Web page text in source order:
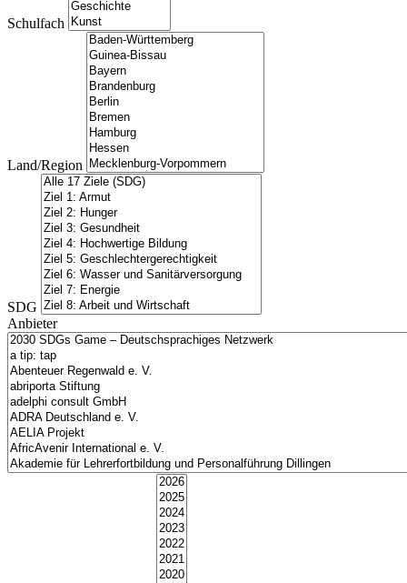
Schulfach
Land/Region
SDG
Anbieter